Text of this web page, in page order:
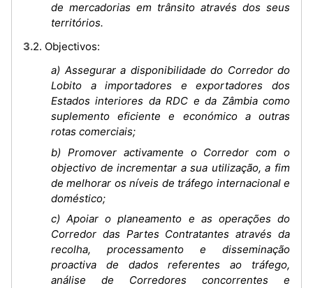
de mercadorias em trânsito através dos seus
territórios.
3.2. Objectivos:
a) Assegurar a disponibilidade do Corredor do
Lobito a importadores e exportadores dos
Estados interiores da RDC e da Zâmbia como
suplemento eficiente e económico a outras
rotas comerciais;
b) Promover activamente o Corredor com o
objectivo de incrementar a sua utilização, a fim
de melhorar os níveis de tráfego internacional e
doméstico;
c) Apoiar o planeamento e as operações do
Corredor das Partes Contratantes através da
recolha, processamento e disseminação
proactiva de dados referentes ao tráfego,
análise de Corredores concorrentes e